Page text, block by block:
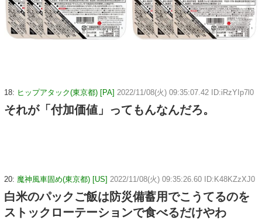
18: ヒップアタック(東京都) [PA] 2022/11/08(火) 09:35:07.42 ID:iRzYIp7l0
それが「付加価値」ってもんなんだろ。
20: 魔神風車固め(東京都) [US] 2022/11/08(火) 09:35:26.60 ID:K48KZzXJ0
白米のパックご飯は防災備蓄用でこうてるのを
ストックローテーションで食べるだけやわ